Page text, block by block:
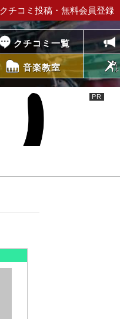
クチコミ投稿・無料会員登録
クチコミ一覧
音楽教室